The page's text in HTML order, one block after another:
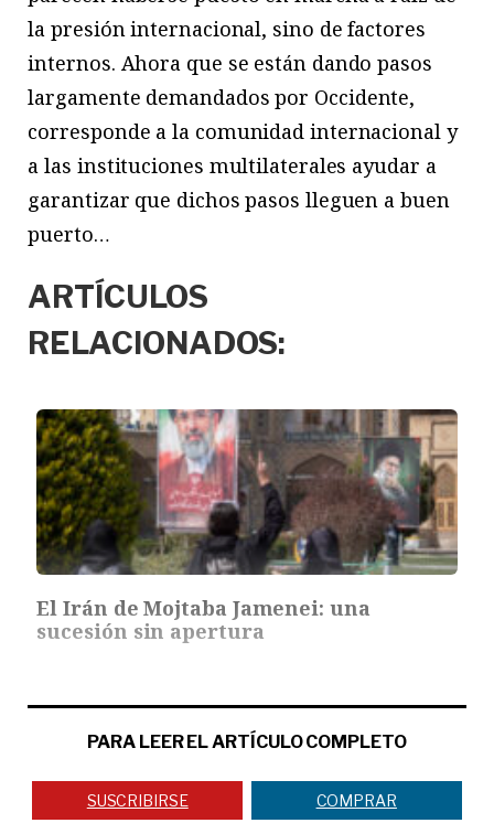
la presión internacional, sino de factores
internos. Ahora que se están dando pasos
largamente demandados por Occidente,
corresponde a la comunidad internacional y
a las instituciones multilaterales ayudar a
garantizar que dichos pasos lleguen a buen
puerto…
ARTÍCULOS
RELACIONADOS:
El Irán de Mojtaba Jamenei: una
sucesión sin apertura
PARA LEER EL ARTÍCULO COMPLETO
SUSCRIBIRSE COMPRAR